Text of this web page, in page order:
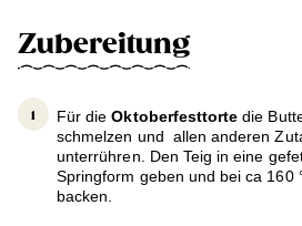
Zubereitung
Für dieOktoberfesttorte die
schmelzen und allen anderen
unterrühren. Den Teig in eine
Springform geben und bei ca 160
backen.